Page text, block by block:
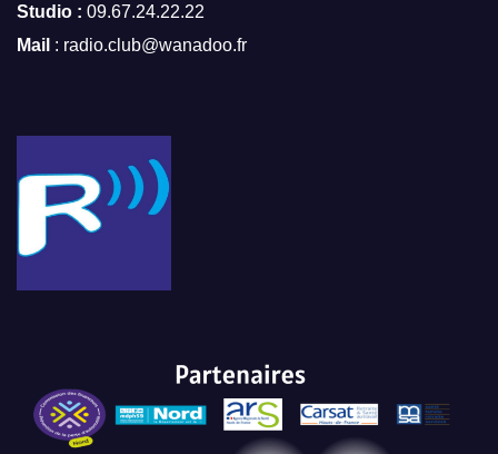
Studio : 09.67.24.22.22
Mail : radio.club@wanadoo.fr